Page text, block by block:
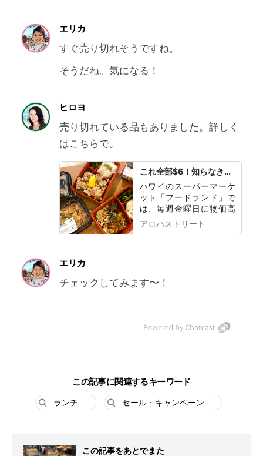
この記事に関連するキーワード
ランチ セール・キャンペーン
この記事をあとでまた